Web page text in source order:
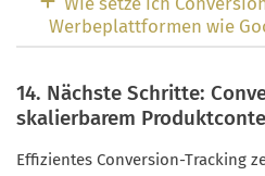
Werbeplattformen wie
14. Nächste Schritte:
skalierbarem
Effizientes Conversion-Tracking